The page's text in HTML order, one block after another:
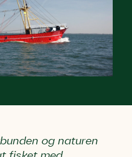
og naturen